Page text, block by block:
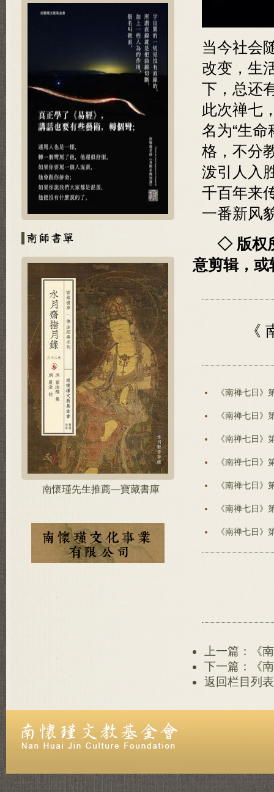
南懷瑾先生推薦—寶藏書庫
当今社会
改变，生
下，总还
此次禅七
名为“生
格，不分
泼引人入
千百年来
一番新风
◇ 版权
意剪辑，或
《
《南禅七日》
《南禅七日》
《南禅七日》
《南禅七日》
《南禅七日》
《南禅七日》
《南禅七日》
上一篇：《
下一篇：《
返回栏目列表